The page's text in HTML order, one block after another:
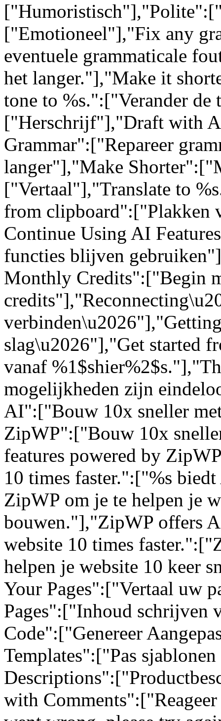
["Emotioneel"],"Fix any
eventuele grammaticale
het langer."],"Make it
tone to %s.":["Verander de
["Herschrijf"],"Draft with
Grammar":["Repareer
langer"],"Make
["Vertaal"],"Translate to
from clipboard":["Plakken
Continue Using AI
functies blijven
Monthly Credits":["Begin
slag\u2026"],"Get started
vanaf
mogelijkheden zijn
AI":["Bouw 10x sneller
ZipWP":["Bouw 10x
features powered by
10 times faster.":["%s
ZipWP om je te helpen je
bouwen."],"ZipWP offers
website 10 times
helpen je website 10 keer
Your Pages":["Vertaal uw
Pages":["Inhoud schrijven
Code":["Genereer
Templates":["Pas
with